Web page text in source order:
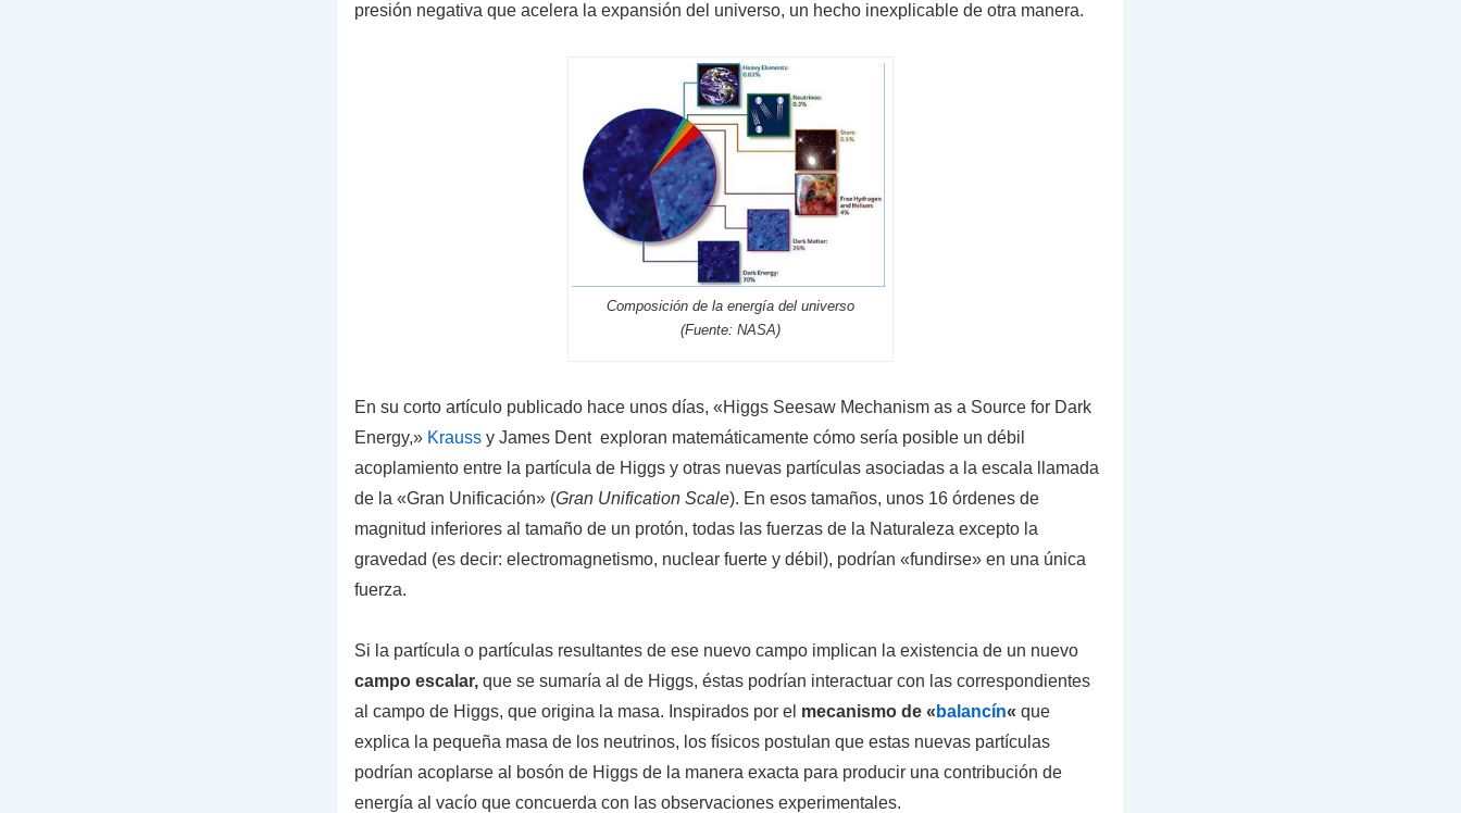
presión negativa que acelera la expansión del universo, un hecho inexplicable de otra manera.
Composición de la energía del universo
(Fuente: NASA)
En su corto artículo publicado hace unos días, «Higgs Seesaw Mechanism as a Source for Dark
Energy,» Krauss y James Dent exploran matemáticamente cómo sería posible un débil
acoplamiento entre la partícula de Higgs y otras nuevas partículas asociadas a la escala llamada
de la «Gran Unificación» (Gran Unification Scale). En esos tamaños, unos 16 órdenes de
magnitud inferiores al tamaño de un protón, todas las fuerzas de la Naturaleza excepto la
gravedad (es decir: electromagnetismo, nuclear fuerte y débil), podrían «fundirse» en una única
fuerza.
Si la partícula o partículas resultantes de ese nuevo campo implican la existencia de un nuevo
campo escalar, que se sumaría al de Higgs, éstas podrían interactuar con las correspondientes
al campo de Higgs, que origina la masa. Inspirados por el mecanismo de « balancín« que
explica la pequeña masa de los neutrinos, los físicos postulan que estas nuevas partículas
podrían acoplarse al bosón de Higgs de la manera exacta para producir una contribución de
energía al vacío que concuerda con las observaciones experimentales.